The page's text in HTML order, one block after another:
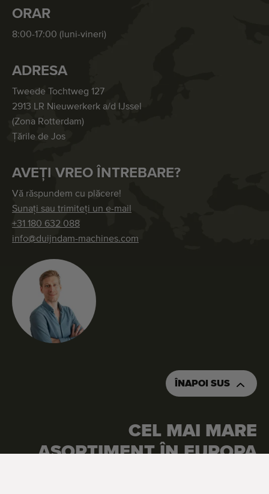
ORAR
8:00-17:00 (luni-vineri)
ADRESA
Tweede Tochtweg 127
2913 LR Nieuwerkerk a/d IJssel
(Zona Rotterdam)
Țările de Jos
AVEȚI VREO ÎNTREBARE?
Vă răspundem cu plăcere!
Sunați sau trimiteți un e-mail
+31 180 632 088
info@duijndam-machines.com
ÎNAPOI SUS
CEL MAI MARE
ASORTIMENT ÎN EUROPA